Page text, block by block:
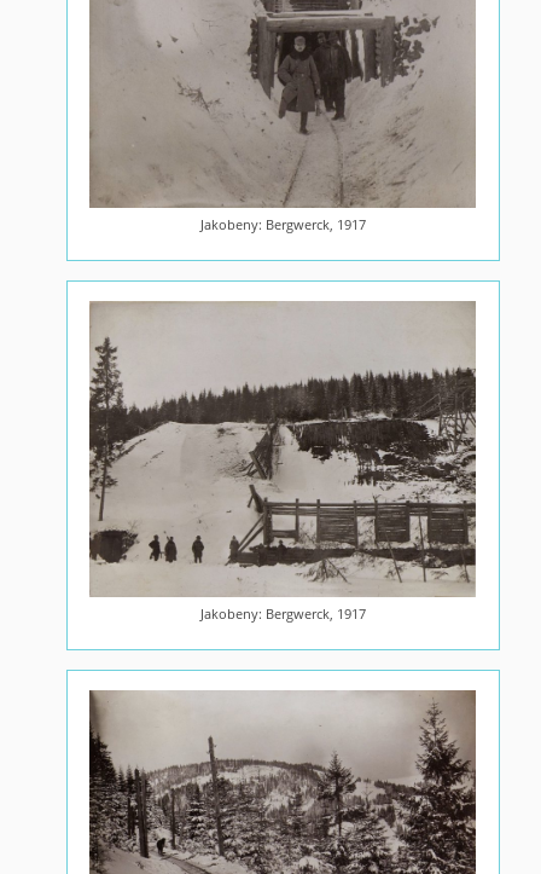
Jakobeny: Bergwerck, 1917
Jakobeny: Bergwerck, 1917